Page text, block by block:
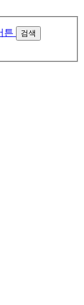
검색